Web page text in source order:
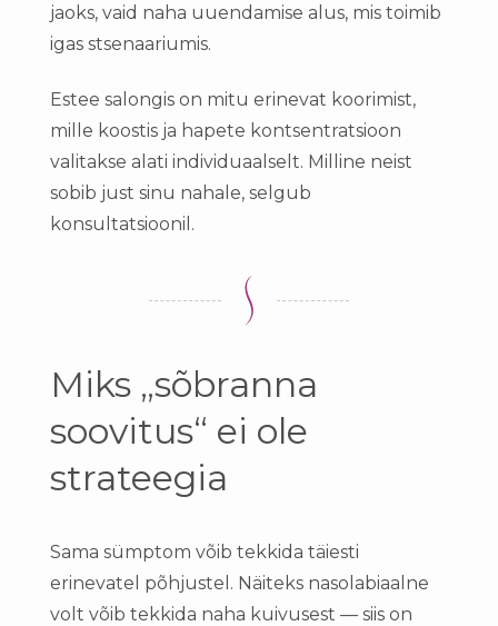
jaoks, vaid naha uuendamise alus, mis toimib
igas stsenaariumis.
Estee salongis on mitu erinevat koorimist,
mille koostis ja hapete kontsentratsioon
valitakse alati individuaalselt. Milline neist
sobib just sinu nahale, selgub
konsultatsioonil.
Miks „sõbranna
soovitus“ ei ole
strateegia
Sama sümptom võib tekkida täiesti
erinevatel põhjustel. Näiteks nasolabiaalne
volt võib tekkida naha kuivusest — siis on